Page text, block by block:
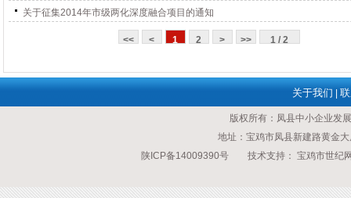
关于征集2014年市级两化深度融合项目的通知
<< < 1 2 > >> 1 / 2
关于我们
版权所有：凤县中小企业
地址：宝鸡市凤县新建路黄
陕ICP备14009390号 技术支持： 宝鸡市世纪